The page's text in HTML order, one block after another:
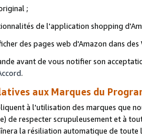
;
de l'application shopping
des pages web d'Amazon dans
avant de vous notifier son
.
aux Marques du
à l'utilisation des marques que
de respecter scrupuleusement et à
la résiliation automatique de